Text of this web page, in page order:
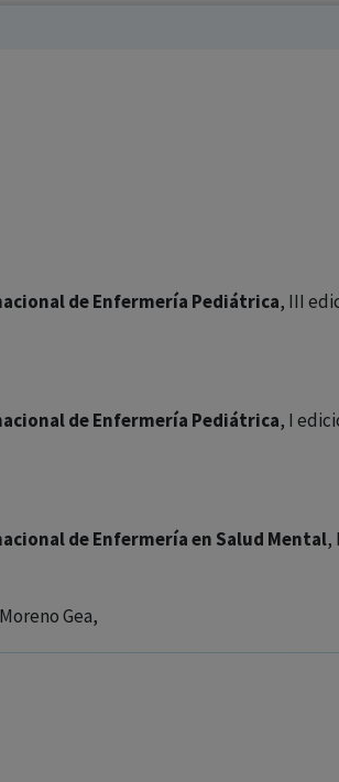
de Enfermería Pediátrica, III
de Enfermería Pediátrica, I
de Enfermería en Salud Mental,
Gea,